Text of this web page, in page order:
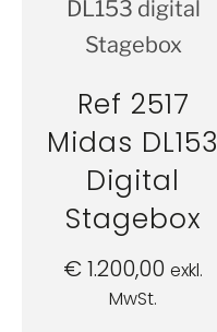
Ref 2517
Midas DL153
Digital
Stagebox
€1.200,00 exkl.
MwSt.